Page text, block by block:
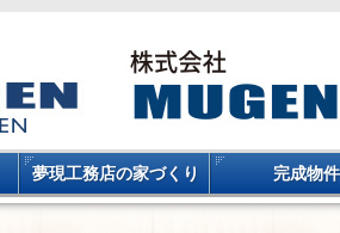
夢現工務店の家づくり 完成物件